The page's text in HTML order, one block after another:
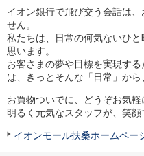
相続・税務のご相談
電子マネーWAON
セキュリティ
インボイス
その他サービス
手数料
金利
キャンペーン
店舗
イオン銀行で飛び交う会話は
せん。
私たちは、日常の何気ないひ
思います。
お客さまの夢や目標を実現す
は、きっとそんな「日常」から
お買物ついでに、どうぞお気軽
明るく元気なスタッフが、笑顔
イオンモール扶桑ホームペー